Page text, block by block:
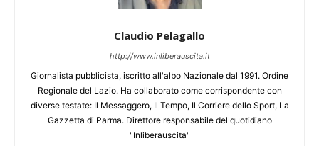
Claudio Pelagallo
http://www.inliberauscita.it
Giornalista pubblicista, iscritto all'albo Nazionale dal 1991. Ordine
Regionale del Lazio. Ha collaborato come corrispondente con
diverse testate: Il Messaggero, Il Tempo, Il Corriere dello Sport, La
Gazzetta di Parma. Direttore responsabile del quotidiano
"Inliberauscita"